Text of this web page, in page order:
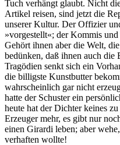
Tuch verhängt glaubt. Nicht
Artikel reisen, sind jetzt die
unserer Kultur. Der Offizier
»vorgestellt«; der Kommis
Gehört ihnen aber die Welt,
bedünken, daß ihnen auch die
Tragödien senkt sich ein
die billigste Kunstbutter
wahrscheinlich gar nicht
hatte der Schuster ein
heute hat der Dichter keines
Erzeuger mehr, es gibt nur
einen Girardi leben; aber
verhaften wollte!